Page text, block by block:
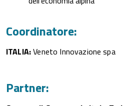
Coordinatore:
ITALIA:Veneto Innovazione spa
Partner: